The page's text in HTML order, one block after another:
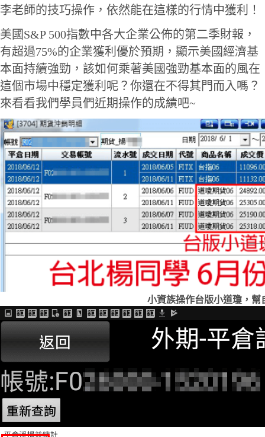
李老師的技巧操作，依然能在這樣的行情中獲利！
美國S&P 500指數中各大企業公佈的第二季財報，
有超過75%的企業獲利優於預期，顯示美國經濟基
本面持續強勁，該如何乘著美國強勁基本面的風在
這個市場中穩定獲利呢？你還在不得其門而入嗎？
來看看我們學員們近期操作的成績吧~
小資族操作台版小道瓊，